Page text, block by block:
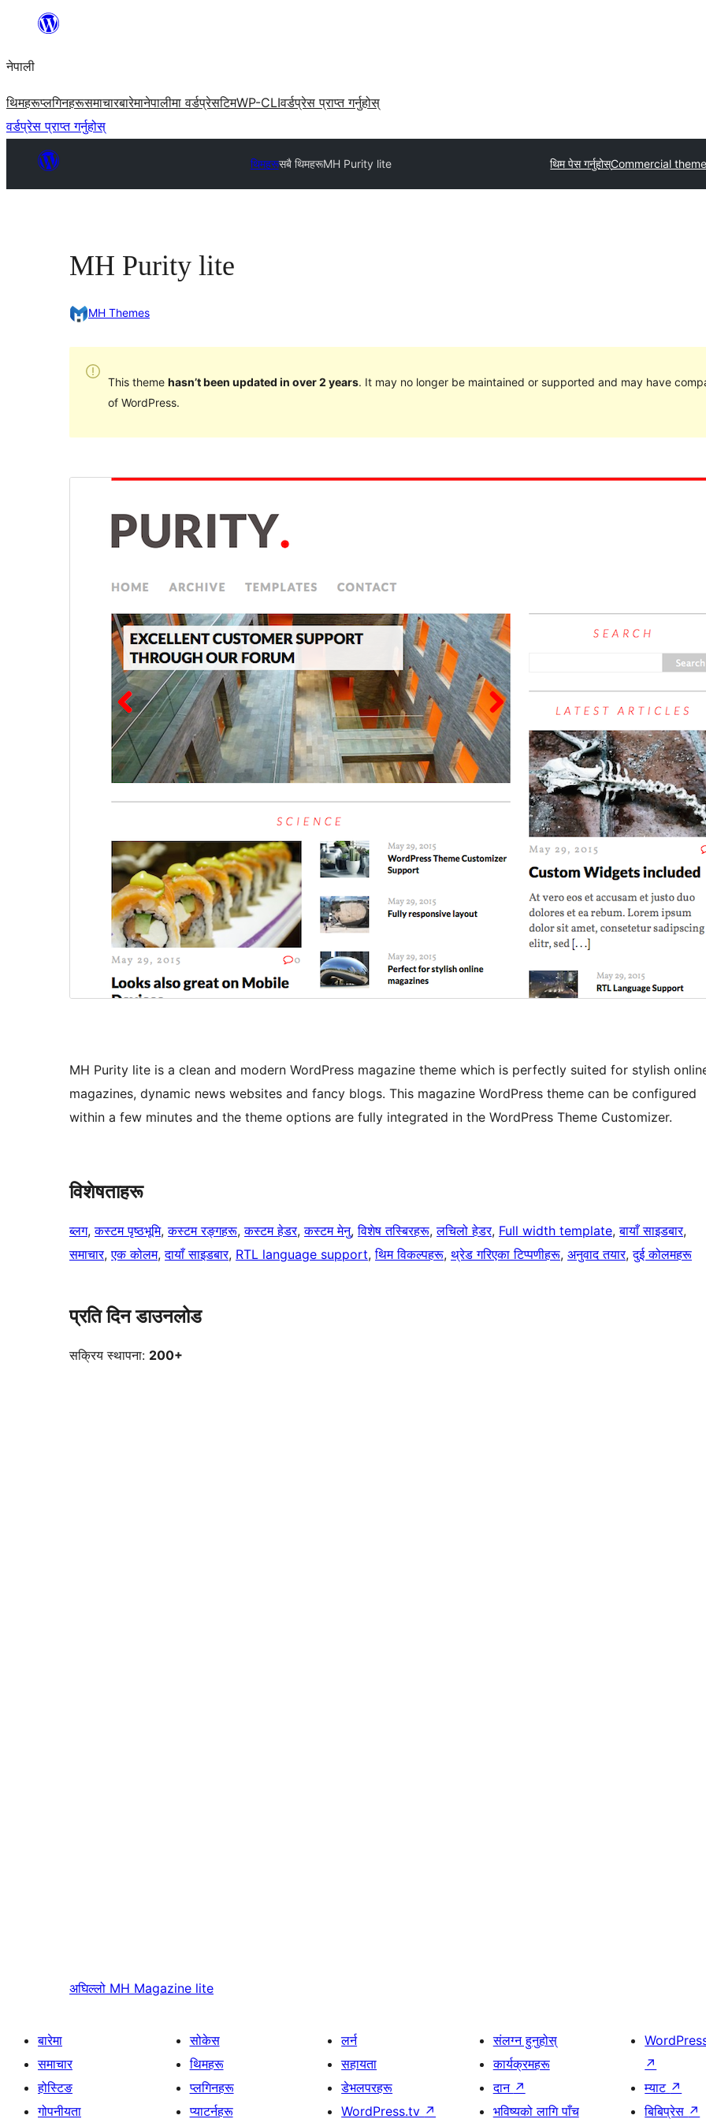
सामग्रीमा
नेपाली
थिमहरूप्लगिनहरूसमाचारबारेमानेपालीमा वर्डप्रेसटिमWP-CLIवर्डप्रेस प्राप्त गर्नुहोस्
वर्डप्रेस प्राप्त गर्नुहोस्
थिमहरूसबै थिमहरूMH Purity lite थिम पेस गर्नुहोस्Commercial
MH Purity lite
MH Themes
This theme hasn’t been updated in over 2 years. It may no longer be maintained or supported and may have
of WordPress.
MH Purity lite is a clean and modern WordPress magazine theme which is perfectly suited for stylish
magazines, dynamic news websites and fancy blogs. This magazine WordPress theme can be configured
within a few minutes and the theme options are fully integrated in the WordPress Theme Customizer.
विशेषताहरू
ब्लग, कस्टम पृष्ठभूमि, कस्टम रङ्गहरू, कस्टम हेडर, कस्टम मेनु, विशेष तस्बिरहरू, लचिलो हेडर, Full width template, बायाँ साइडबार
समाचार, एक कोलम, दायाँ साइडबार, RTL language support, थिम विकल्पहरू, थ्रेड गरिएका टिप्पणीहरू, अनुवाद तयार, दुई कोलमहरू
प्रति दिन डाउनलोड
सक्रिय स्थापना: 200+
अघिल्लो MH Magazine lite
बारेमा
समाचार
होस्टिङ
गोपनीयता
सोकेस
थिमहरू
प्लगिनहरू
प्याटर्नहरू
लर्न
सहायता
डेभलपरहरू
WordPress.tv ↗
संलग्न हुनुहोस्
कार्यक्रमहरू
दान ↗
भविष्यको लागि पाँच
↗
म्याट ↗
बिबिप्रेस ↗